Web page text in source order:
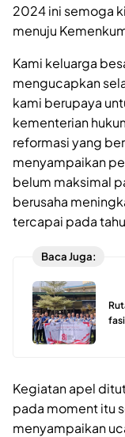
2024 ini semoga
menuju
Kami keluarga
mengucapkan
kami berupaya
kementerian
reformasi yang
menyampaikan
belum maksimal
berusaha
tercapai pada
Baca Juga:
Kegiatan apel
pada moment itu
menyampaikan